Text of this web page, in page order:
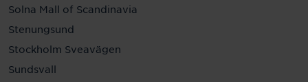
Solna Mall of Scandinavia
Stenungsund
Stockholm Sveavägen
Sundsvall